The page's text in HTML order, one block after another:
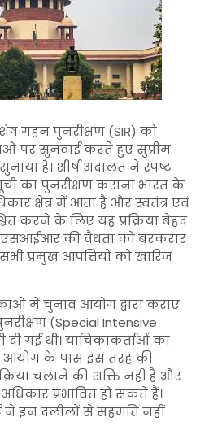
गहन पुनरीक्षण (SIR) को
पर सुनवाई करते हुए सुप्रीम
है। शीर्ष अदालत ने स्पष्ट
का पुनरीक्षण कराना भारत के
क्षेत्र में आता है और स्वतंत्र एवं
करने के लिए यह प्रक्रिया बेहद
की वैधता को बरकरार
प्रमुख आपत्तियों को खारिज
में चुनाव आयोग द्वारा कराए
(Special Intensive
दी गई थी। याचिकाकर्ताओं का
आयोग के पास इस तरह की
चलाने की शक्ति नहीं है और
प्रभावित हो सकते हैं।
ने इन दलीलों से सहमति नहीं